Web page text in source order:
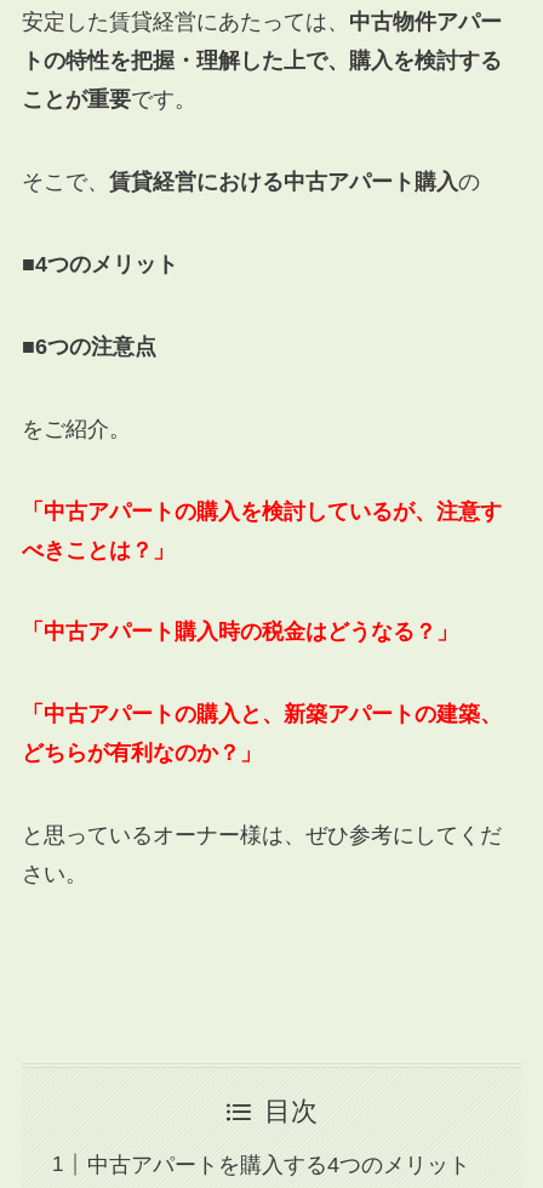
安定した賃貸経営にあたっては、 中古物件アパー
トの特性を把握・理解した上で、購入を検討する
ことが重要です。
そこで、 賃貸経営における中古アパート購入の
■4つのメリット
■6つの注意点
をご紹介。
「中古アパートの購入を検討しているが、注意す
べきことは？」
「中古アパート購入時の税金はどうなる？」
「中古アパートの購入と、新築アパートの建築、
どちらが有利なのか？」
と思っているオーナー様は、ぜひ参考にしてくだ
さい。
目次
中古アパートを購入する4つのメリット